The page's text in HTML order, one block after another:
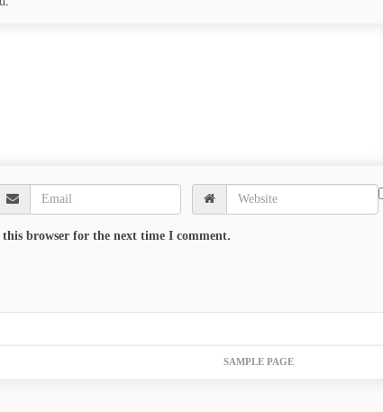
browser for the next time I comment.
SAMPLE PAGE